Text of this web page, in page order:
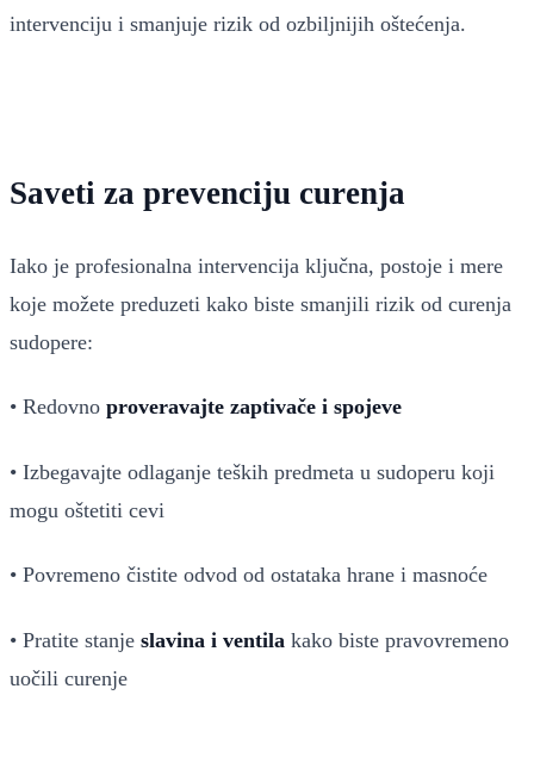
intervenciju i smanjuje rizik od ozbiljnijih oštećenja.
Saveti za prevenciju curenja
Iako je profesionalna intervencija ključna, postoje i mere
koje možete preduzeti kako biste smanjili rizik od curenja
sudopere:
• Redovno proveravajte zaptivače i spojeve
• Izbegavajte odlaganje teških predmeta u sudoperu koji
mogu oštetiti cevi
• Povremeno čistite odvod od ostataka hrane i masnoće
• Pratite stanje slavina i ventila kako biste pravovremeno
uočili curenje